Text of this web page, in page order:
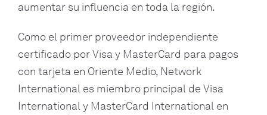
aumentar su influencia en toda la región.
Como el primer proveedor independiente
certificado por Visa y MasterCard para pagos
con tarjeta en Oriente Medio, Network
International es miembro principal de Visa
International y MasterCard International en